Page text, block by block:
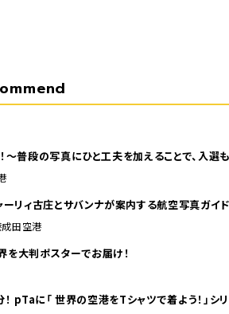
～普段の写真にひと工夫を加えることで、入選
リィ古庄とサバンナが案内する航空写真ガイ
成田空港
大判ポスターでお届け！
この夏は空港コードTシャツで海外旅行気分！ pTaに「 世界の空港をTシャツで着